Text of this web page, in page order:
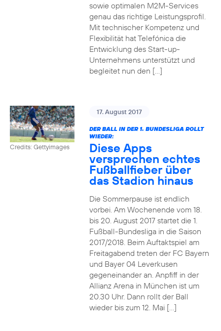
sowie optimalen M2M-Services
genau das richtige Leistungsprofil.
Mit technischer Kompetenz und
Flexibilität hat Telefónica die
Entwicklung des Start-up-
Unternehmens unterstützt und
begleitet nun den […]
Credits: Gettyimages
17. August 2017
DER BALL IN DER 1. BUNDESLIGA ROLLT
WIEDER:
Diese Apps
versprechen echtes
Fußballfieber über
das Stadion hinaus
Die Sommerpause ist endlich
vorbei. Am Wochenende vom 18.
bis 20. August 2017 startet die 1.
Fußball-Bundesliga in die Saison
2017/2018. Beim Auftaktspiel am
Freitagabend treten der FC Bayern
und Bayer 04 Leverkusen
gegeneinander an. Anpfiff in der
Allianz Arena in München ist um
20.30 Uhr. Dann rollt der Ball
wieder bis zum 12. Mai […]